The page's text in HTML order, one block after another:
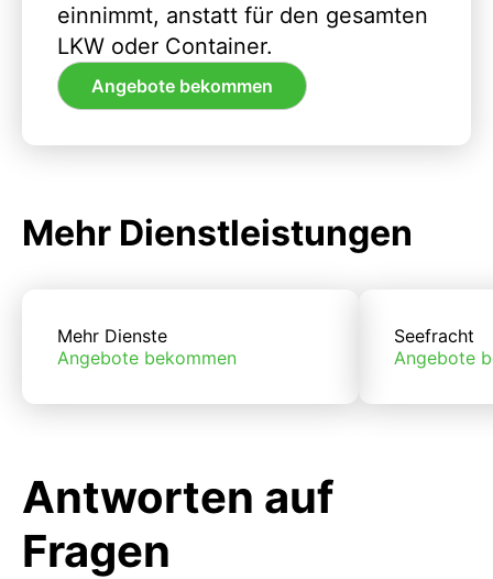
einnimmt, anstatt für den gesamten
LKW oder Container.
Angebote bekommen
Mehr Dienstleistungen
Mehr Dienste
Angebote bekommen
Seefracht
Angebote
Antworten auf
Fragen